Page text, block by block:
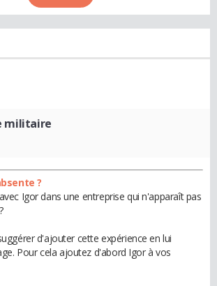
militaire
?
Igor dans une entreprise qui n'apparaît pas
d'ajouter cette expérience en lui
Pour cela ajoutez d'abord Igor à vos